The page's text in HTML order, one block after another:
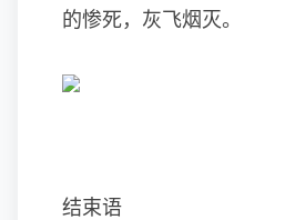
的惨死，灰飞烟灭。
结束语